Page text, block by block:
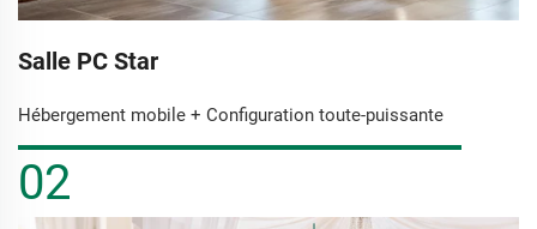
Salle PC Star
Hébergement mobile + Configuration toute-puissante
02